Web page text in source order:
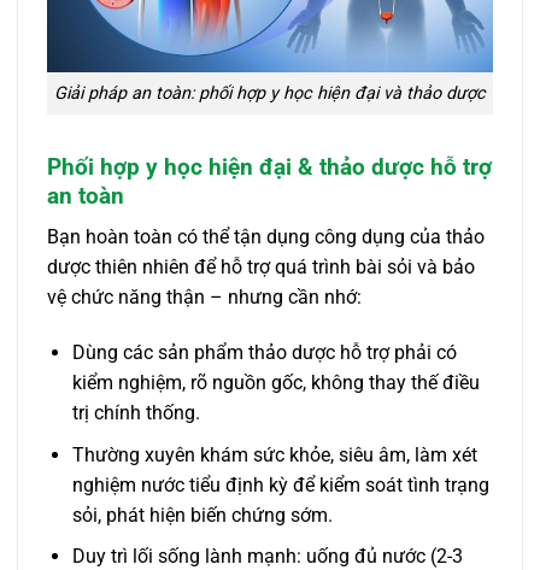
Giải pháp an toàn: phối hợp y học hiện đại và thảo dược
Phối hợp y học hiện đại & thảo dược hỗ trợ
an toàn
Bạn hoàn toàn có thể tận dụng công dụng của thảo
dược thiên nhiên để hỗ trợ quá trình bài sỏi và bảo
vệ chức năng thận – nhưng cần nhớ:
Dùng các sản phẩm thảo dược hỗ trợ phải có
kiểm nghiệm, rõ nguồn gốc, không thay thế điều
trị chính thống.
Thường xuyên khám sức khỏe, siêu âm, làm xét
nghiệm nước tiểu định kỳ để kiểm soát tình trạng
sỏi, phát hiện biến chứng sớm.
Duy trì lối sống lành mạnh: uống đủ nước (2-3